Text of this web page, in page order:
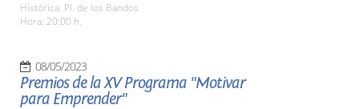
Histórica. Pl. de los Bandos
Hora: 20:00 h.
08/05/2023
Premios de la XV Programa "Motivar
para Emprender"